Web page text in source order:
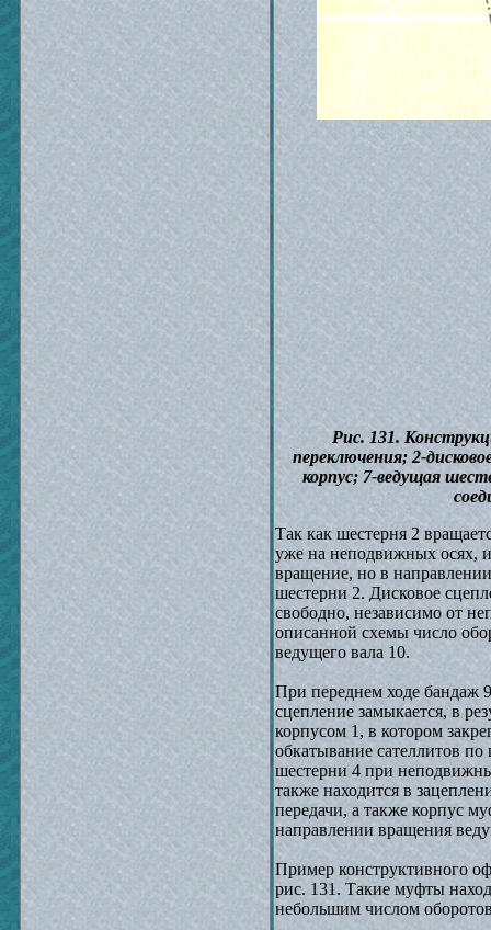
Рис. 131.
переключения; 2-
корпус; 7-ведущая
Так как шестерня 2
уже на неподвижных осях,
вращение, но в
шестерни 2. Дисковое
свободно, независимо от
описанной схемы число
ведущего вала 10.
При переднем ходе бандаж
сцепление замыкается, в
корпусом 1, в котором
обкатывание сателлитов
шестерни 4 при
также находится в
передачи, а также корпус
направлении вращения
Пример конструктивного
рис. 131. Такие муфты
небольшим числом